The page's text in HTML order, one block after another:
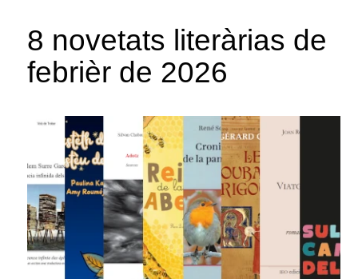
8 novetats literàrias de
febrièr de 2026